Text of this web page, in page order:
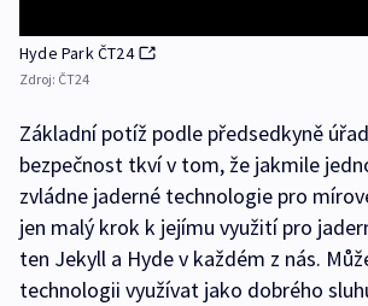
Hyde Park ČT24
Zdroj: ČT24
Základní potíž podle předsedkyně
bezpečnost tkví v tom, že jakmile
zvládne jaderné technologie pro
jen malý krok k jejímu využití pro
ten Jekyll a Hyde v každém z nás.
technologii využívat jako dobrého